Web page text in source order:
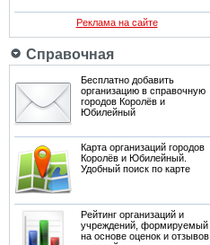
Реклама на сайте
Справочная
Бесплатно добавить
организацию в справочную
городов Королёв и
Юбилейный
Карта организаций городов
Королёв и Юбилейный.
Удобный поиск по карте
Рейтинг организаций и
учреждений, формируемый
на основе оценок и отзывов